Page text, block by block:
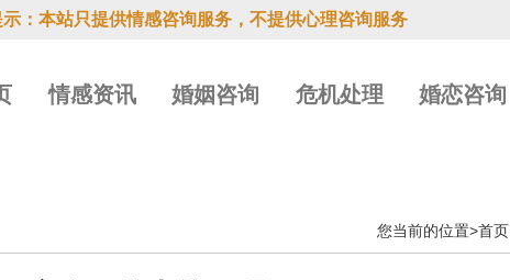
示：本站只提供情感咨询服务，不提供心理咨询服务
情感资讯 婚姻咨询 危机处理 婚恋咨询
您当前的位置>首页